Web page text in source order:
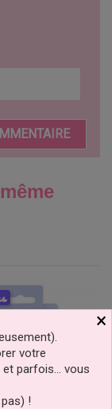
×
votre
et parfois… vous
!